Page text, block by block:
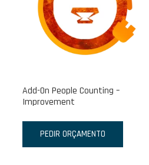
Add-On People Counting –
Improvement
PEDIR ORÇAMENTO